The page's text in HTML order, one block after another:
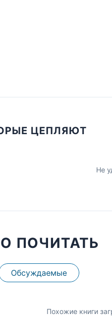
ЦЕПЛЯЮТ
Не
ПОЧИТАТЬ
Обсуждаемые
Похожие книги